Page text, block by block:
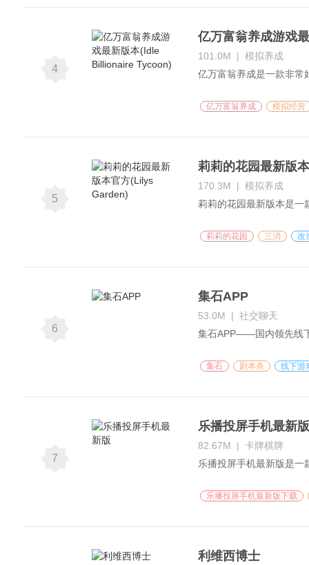
4
亿万富翁养成游戏
101.0M | 模拟养成
亿万富翁养成 模拟经营
5
莉莉的花园最新版
170.3M | 模拟养成
莉莉的花园 三消 改
6
集石APP
53.0M | 社交聊天
集石 剧本杀 线下游
7
乐播投屏手机最新版
82.67M | 卡牌棋牌
乐播投屏手机最新版下载
利维西博士